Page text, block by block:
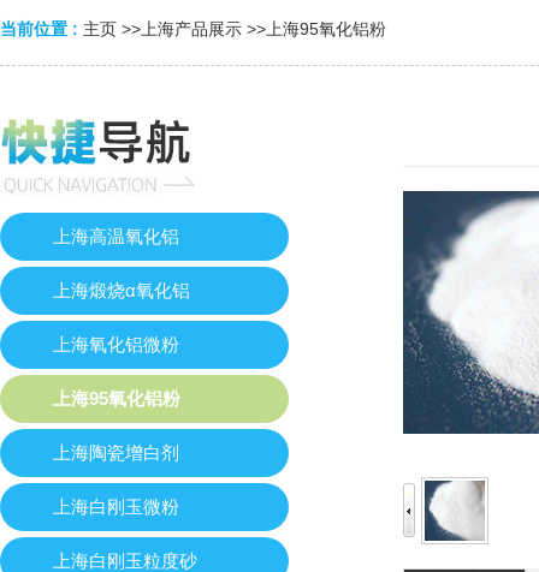
当前位置 : 主页 >> 上海产品展示 >> 上海95氧化铝粉
上海高温氧化铝
上海煅烧α氧化铝
上海氧化铝微粉
上海95氧化铝粉
上海陶瓷增白剂
上海白刚玉微粉
上海白刚玉粒度砂